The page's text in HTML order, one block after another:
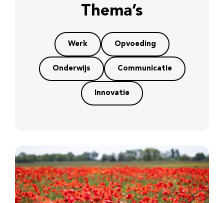
Thema’s
Werk Opvoeding
Onderwijs Communicatie
Innovatie